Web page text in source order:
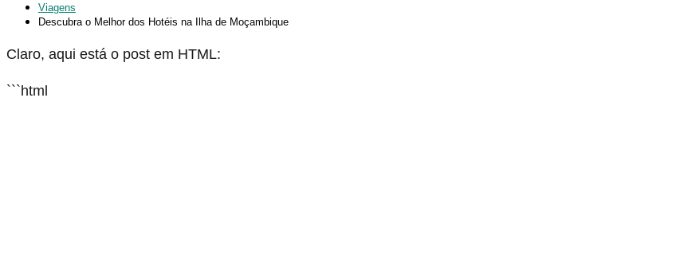
Viagens
Descubra o Melhor dos Hotéis na Ilha de Moçambique
Claro, aqui está o post em HTML:
```html